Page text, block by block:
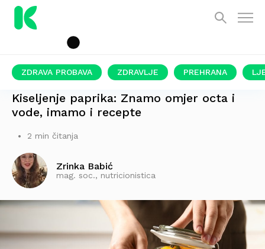
ZDRAVA PROBAVA ZDRAVLJE PREHRANA
Kiseljenje paprika: Znamo omjer octa i
vode, imamo i recepte
2 min čitanja
Zrinka Babić
mag. soc., nutricionistica